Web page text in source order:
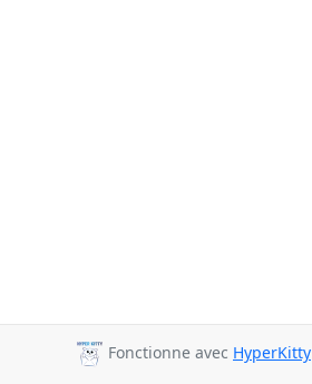
Fonctionne avec HyperKitty